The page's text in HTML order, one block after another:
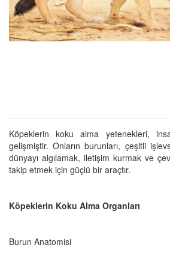
Köpeklerin koku alma yetenekleri,
gelişmiştir. Onların burunları, çeşitli
dünyayı algılamak, iletişim kurmak ve
takip etmek için güçlü bir araçtır.
Köpeklerin Koku Alma Organları
Burun Anatomisi